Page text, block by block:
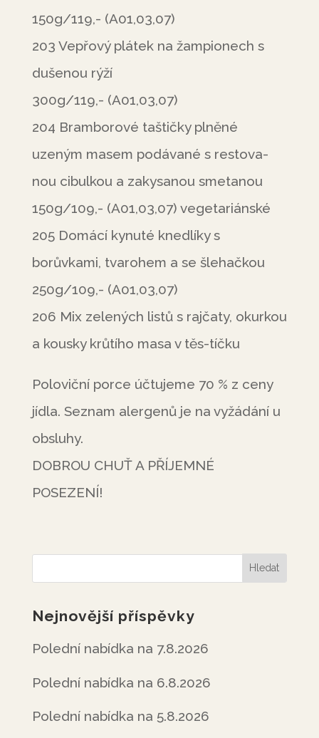
150g/119,- (A01,03,07)
203 Vepřový plátek na žampionech s
dušenou rýží
300g/119,- (A01,03,07)
204 Bramborové taštičky plněné
uzeným masem podávané s restova-
nou cibulkou a zakysanou smetanou
150g/109,- (A01,03,07) vegetariánské
205 Domácí kynuté knedlíky s
borůvkami, tvarohem a se šlehačkou
250g/109,- (A01,03,07)
206 Mix zelených listů s rajčaty, okurkou
a kousky krůtího masa v těs-tíčku
Poloviční porce účtujeme 70 % z ceny
jídla. Seznam alergenů je na vyžádání u
obsluhy.
DOBROU CHUŤ A PŘÍJEMNÉ
POSEZENÍ!
Nejnovější příspěvky
Polední nabídka na 7.8.2026
Polední nabídka na 6.8.2026
Polední nabídka na 5.8.2026